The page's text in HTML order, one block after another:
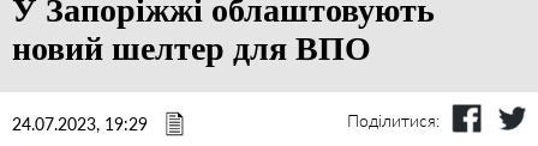
У Запоріжжі облаштовують
новий шелтер для ВПО
24.07.2023, 19:29 Поділитися: